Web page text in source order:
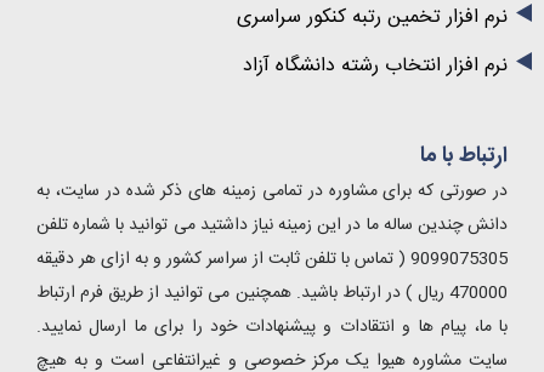
نرم افزار تخمین رتبه کنکور سراسری
نرم افزار انتخاب رشته دانشگاه آزاد
ارتباط با ما
در صورتی که برای مشاوره در تمامی زمینه های ذکر شده در سایت، به
دانش چندین ساله ما در این زمینه نیاز داشتید می توانید با شماره تلفن
9099075305 ( تماس با تلفن ثابت از سراسر کشور و به ازای هر دقیقه
470000 ریال ) در ارتباط باشید. همچنین می توانید از طریق فرم ارتباط
با ما، پیام ها و انتقادات و پیشنهادات خود را برای ما ارسال نمایید.
سایت مشاوره هیوا یک مرکز خصوصی و غیرانتفاعی است و به هیچ